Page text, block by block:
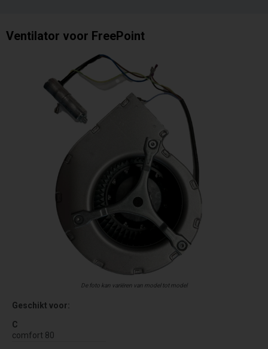
Ventilator voor FreePoint
De foto kan variëren van model tot model
Geschikt voor:
C
comfort 80